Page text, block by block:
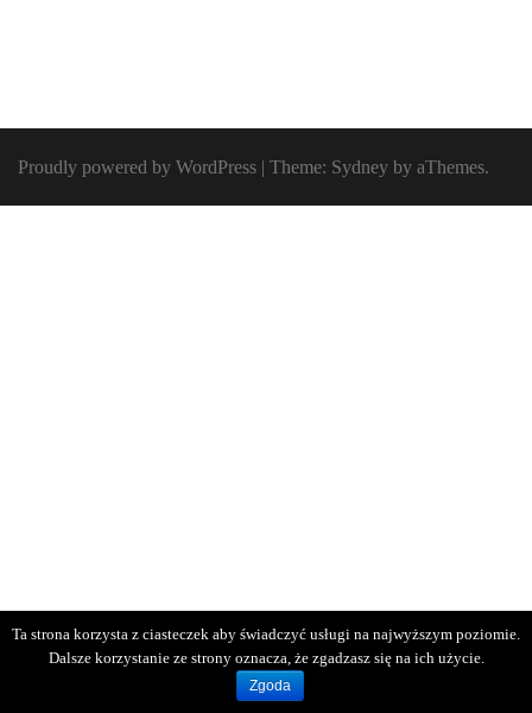
Proudly powered by WordPress | Theme: Sydney by aThemes.
Ta strona korzysta z ciasteczek aby świadczyć usługi na najwyższym poziomie.
Dalsze korzystanie ze strony oznacza, że zgadzasz się na ich użycie.
Zgoda